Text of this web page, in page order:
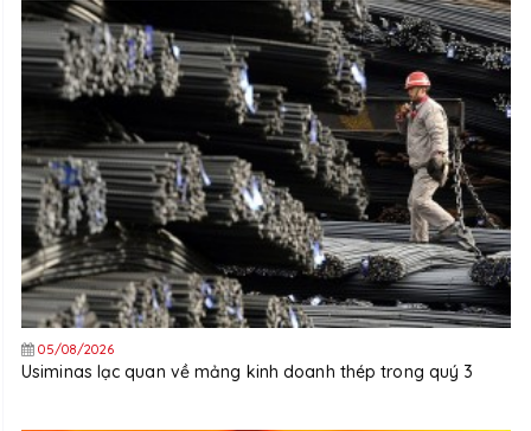
05/08/2026
Usiminas lạc quan về mảng kinh doanh thép trong quý 3